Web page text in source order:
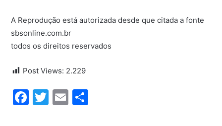
A Reprodução está autorizada desde que citada a fonte
sbsonline.com.br
todos os direitos reservados
Post Views: 2.229
Facebook
Twitter
Email